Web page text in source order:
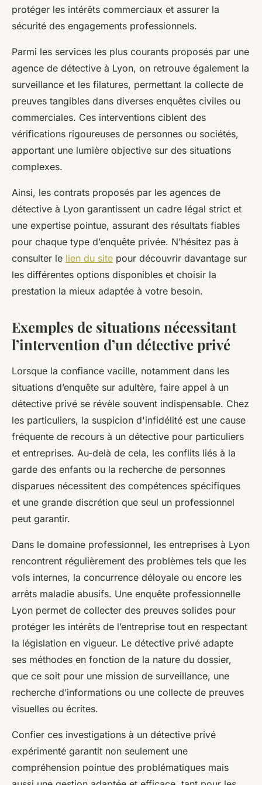
protéger les intérêts commerciaux et assurer la
sécurité des engagements professionnels.
Parmi les services les plus courants proposés par une
agence de détective à Lyon, on retrouve également la
surveillance et les filatures, permettant la collecte de
preuves tangibles dans diverses enquêtes civiles ou
commerciales. Ces interventions ciblent des
vérifications rigoureuses de personnes ou sociétés,
apportant une lumière objective sur des situations
complexes.
Ainsi, les contrats proposés par les agences de
détective à Lyon garantissent un cadre légal strict et
une expertise pointue, assurant des résultats fiables
pour chaque type d’enquête privée. N’hésitez pas à
consulter le lien du site pour découvrir davantage sur
les différentes options disponibles et choisir la
prestation la mieux adaptée à votre besoin.
Exemples de situations nécessitant
l’intervention d’un détective privé
Lorsque la confiance vacille, notamment dans les
situations d’enquête sur adultère, faire appel à un
détective privé se révèle souvent indispensable. Chez
les particuliers, la suspicion d'infidélité est une cause
fréquente de recours à un détective pour particuliers
et entreprises. Au-delà de cela, les conflits liés à la
garde des enfants ou la recherche de personnes
disparues nécessitent des compétences spécifiques
et une grande discrétion que seul un professionnel
peut garantir.
Dans le domaine professionnel, les entreprises à Lyon
rencontrent régulièrement des problèmes tels que les
vols internes, la concurrence déloyale ou encore les
arrêts maladie abusifs. Une enquête professionnelle
Lyon permet de collecter des preuves solides pour
protéger les intérêts de l’entreprise tout en respectant
la législation en vigueur. Le détective privé adapte
ses méthodes en fonction de la nature du dossier,
que ce soit pour une mission de surveillance, une
recherche d’informations ou une collecte de preuves
visuelles ou écrites.
Confier ces investigations à un détective privé
expérimenté garantit non seulement une
compréhension pointue des problématiques mais